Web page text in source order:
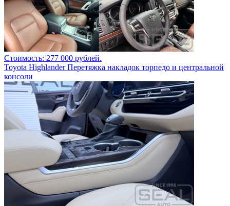
Стоимость: 277 000 рублей.
Toyota Highlander Перетяжка накладок торпедо и центральной
консоли